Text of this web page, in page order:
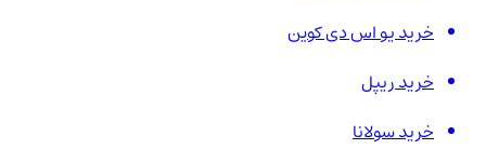
خرید یو اس دی کوین
خرید ریپل
خرید سولانا